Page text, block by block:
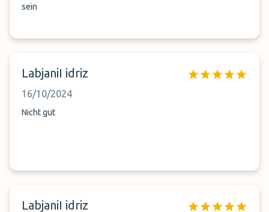
sein
LabjaniI idriz
16/10/2024
Nicht gut
LabjaniI idriz